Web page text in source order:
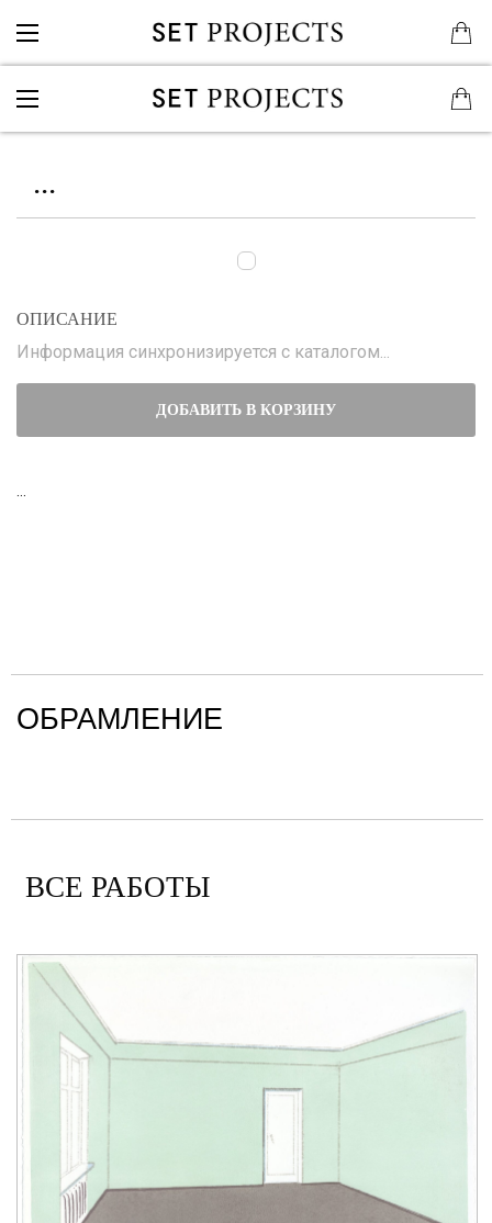
...
ОПИСАНИЕ
Информация синхронизируется с каталогом...
ДОБАВИТЬ В КОРЗИНУ
...
ОБРАМЛЕНИЕ
ВСЕ РАБОТЫ